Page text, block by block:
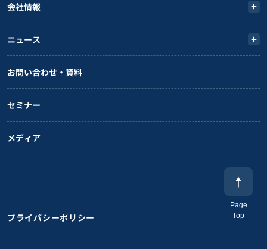
Page
Top
会社情報
ニュース
お問い合わせ・資料
セミナー
メディア
プライバシーポリシー